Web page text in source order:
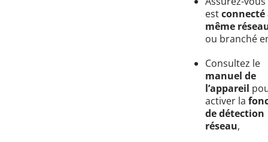
estconnecté
même
ou branché
Consultez le
manuel de
l’appareil
activer la
de détection
réseau,